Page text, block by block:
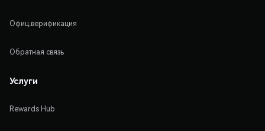
Офиц.верификация
Обратная связь
Услуги
Rewards Hub